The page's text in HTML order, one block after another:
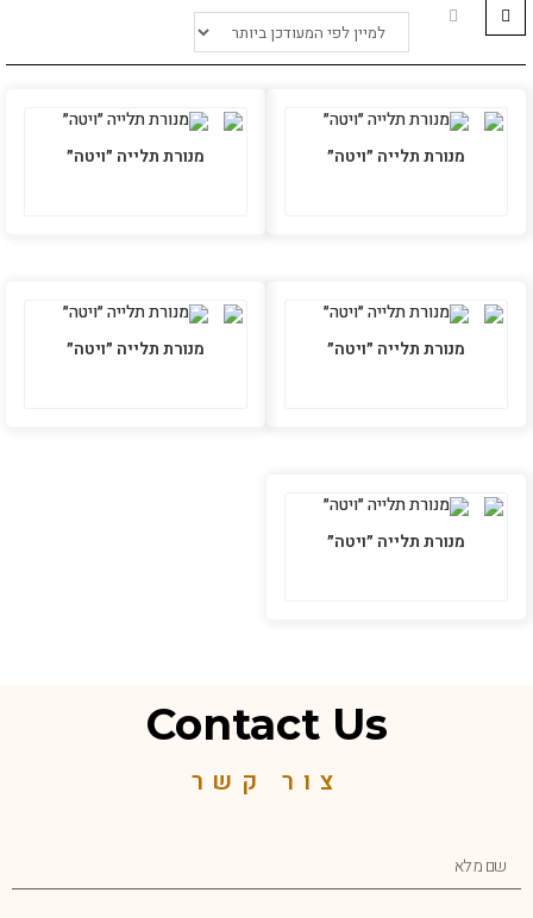
מנורת תלייה ״ויטה״ מנורת תלייה ״ויטה״
מנורת תלייה ״ויטה״ מנורת תלייה ״ויטה״
מנורת תלייה ״ויטה״
Contact Us
צור קשר